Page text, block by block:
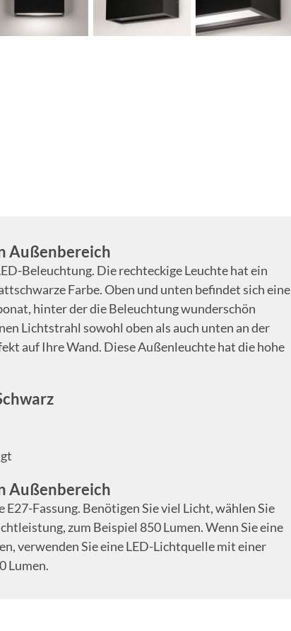
Außenbereich
Beleuchtung. Die rechteckige Leuchte hat ein
Farbe. Oben und unten befindet sich eine
hinter der die Beleuchtung wunderschön
Lichtstrahl sowohl oben als auch unten an der
auf Ihre Wand. Diese Außenleuchte hat die hohe
Außenbereich
Fassung. Benötigen Sie viel Licht, wählen Sie
zum Beispiel 850 Lumen. Wenn Sie eine
verwenden Sie eine LED-Lichtquelle mit einer
Lumen.